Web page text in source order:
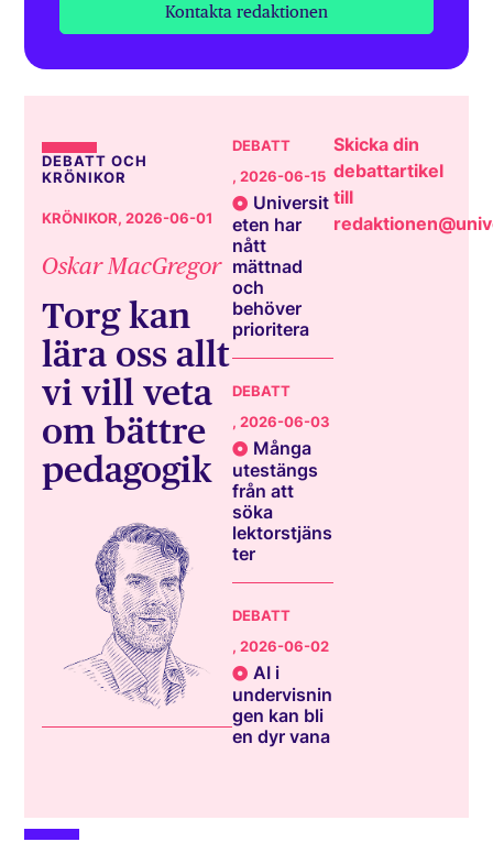
Kontakta redaktionen
DEBATT OCH
KRÖNIKOR
KRÖNIKOR, 2026-06-01
Oskar MacGregor
Torg kan
lära oss allt
vi vill veta
om bättre
pedagogik
DEBATT
, 2026-06-15
Universit
eten har
nått
mättnad
och
behöver
prioritera
DEBATT
, 2026-06-03
Många
utestängs
från att
söka
lektorstjäns
ter
DEBATT
, 2026-06-02
AI i
undervisnin
gen kan bli
en dyr vana
Skicka din
debattartikel
till